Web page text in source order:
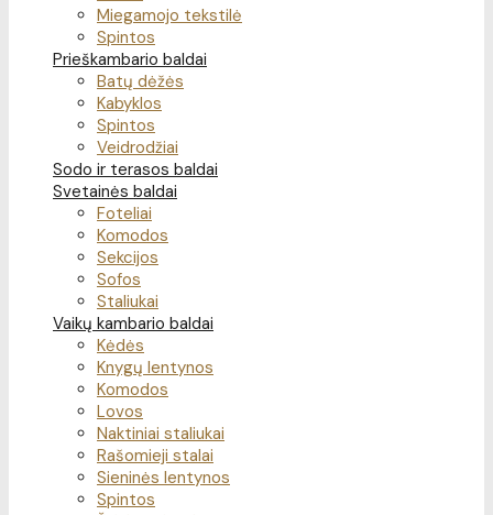
Miegamojo tekstilė
Spintos
Prieškambario baldai
Batų dėžės
Kabyklos
Spintos
Veidrodžiai
Sodo ir terasos baldai
Svetainės baldai
Foteliai
Komodos
Sekcijos
Sofos
Staliukai
Vaikų kambario baldai
Kėdės
Knygų lentynos
Komodos
Lovos
Naktiniai staliukai
Rašomieji stalai
Sieninės lentynos
Spintos